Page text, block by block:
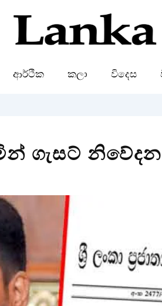
ආර්ථික කලා විදෙස
ගැසට්